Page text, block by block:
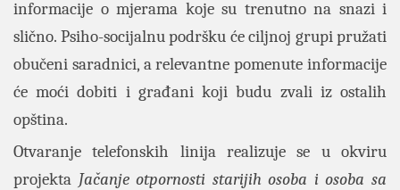
informacije o mjerama koje su trenutno na snazi i
slično. Psiho-socijalnu podršku će ciljnoj grupi pružati
obučeni saradnici, a relevantne pomenute informacije
će moći dobiti i građani koji budu zvali iz ostalih
opština.
Otvaranje telefonskih linija realizuje se u okviru
projekta Jačanje otpornosti starijih osoba i osoba sa